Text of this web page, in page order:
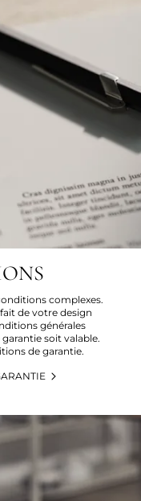
complexes.
de votre design
générales
soit valable.
de garantie.